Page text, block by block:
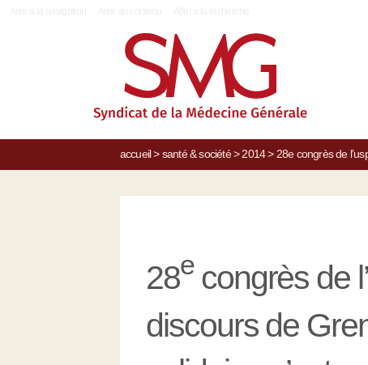
accueil> santé & société> 2014> 28e congrès de
28econgrès de
discours de